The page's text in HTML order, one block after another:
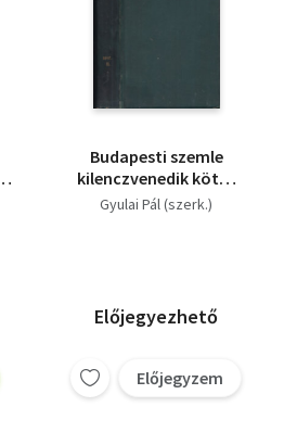
Budapesti szemle
kilenczvenedik kötet
(244., 245., 246. szám)
Gyulai Pál (szerk.)
Előjegyezhető
Előjegyzem